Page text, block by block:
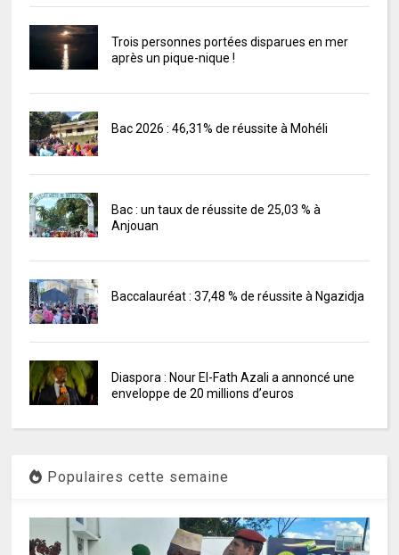
Trois personnes portées disparues en mer
après un pique-nique !
Bac 2026 : 46,31% de réussite à Mohéli
Bac : un taux de réussite de 25,03 % à
Anjouan
Baccalauréat : 37,48 % de réussite à Ngazidja
Diaspora : Nour El-Fath Azali a annoncé une
enveloppe de 20 millions d’euros
Populaires cette semaine